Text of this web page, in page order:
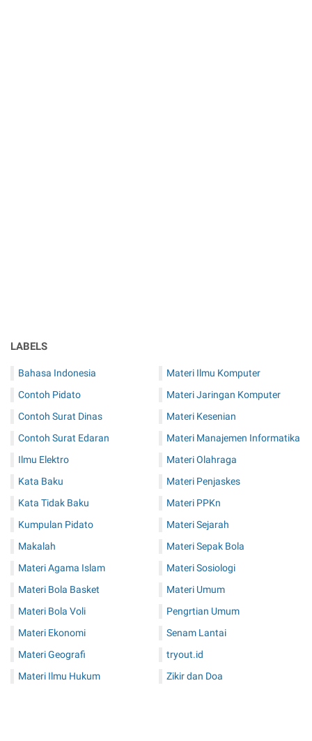
LABELS
Bahasa Indonesia
Contoh Pidato
Contoh Surat Dinas
Contoh Surat Edaran
Ilmu Elektro
Kata Baku
Kata Tidak Baku
Kumpulan Pidato
Makalah
Materi Agama Islam
Materi Bola Basket
Materi Bola Voli
Materi Ekonomi
Materi Geografi
Materi Ilmu Hukum
Materi Ilmu Komputer
Materi Jaringan Komputer
Materi Kesenian
Materi Manajemen Informatika
Materi Olahraga
Materi Penjaskes
Materi PPKn
Materi Sejarah
Materi Sepak Bola
Materi Sosiologi
Materi Umum
Pengrtian Umum
Senam Lantai
tryout.id
Zikir dan Doa